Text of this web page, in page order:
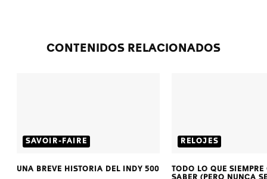
CONTENIDOS RELACIONADOS
UNA BREVE HISTORIA DEL INDY 500
SAVOIR-FAIRE
TODO LO QUE SIEMPRE
RELOJES